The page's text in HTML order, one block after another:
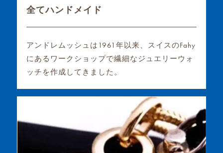
全てハンドメイド
アンドレムッシュは1961年以来、スイスのFahy
にあるワークショップで繊細なジュエリーウォ
ッチを作成してきました。